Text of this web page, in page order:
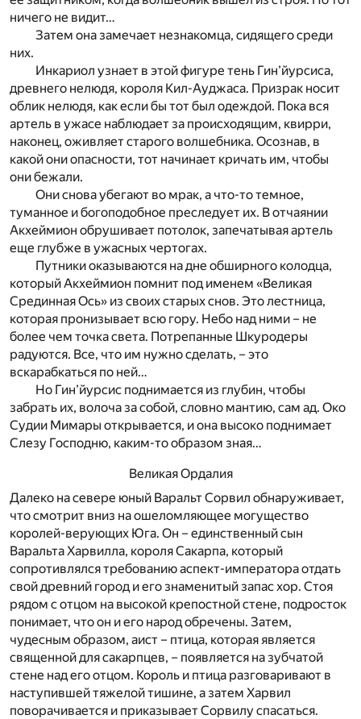
ничего не видит…
Затем она замечает незнакомца, сидящего среди
них.
Инкариол узнает в этой фигуре тень Гин’йурсиса,
древнего нелюдя, короля Кил-Ауджаса. Призрак носит
облик нелюдя, как если бы тот был одеждой. Пока вся
артель в ужасе наблюдает за происходящим, квирри,
наконец, оживляет старого волшебника. Осознав, в
какой они опасности, тот начинает кричать им, чтобы
они бежали.
Они снова убегают во мрак, а что-то темное,
туманное и богоподобное преследует их. В отчаянии
Акхеймион обрушивает потолок, запечатывая артель
еще глубже в ужасных чертогах.
Путники оказываются на дне обширного колодца,
который Акхеймион помнит под именем «Великая
Срединная Ось» из своих старых снов. Это лестница,
которая пронизывает всю гору. Небо над ними – не
более чем точка света. Потрепанные Шкуродеры
радуются. Все, что им нужно сделать, – это
вскарабкаться по ней…
Но Гин’йурсис поднимается из глубин, чтобы
забрать их, волоча за собой, словно мантию, сам ад. Око
Судии Мимары открывается, и она высоко поднимает
Слезу Господню, каким-то образом зная…
Великая Ордалия
Далеко на севере юный Варальт Сорвил обнаруживает,
что смотрит вниз на ошеломляющее могущество
королей-верующих Юга. Он – единственный сын
Варальта Харвилла, короля Сакарпа, который
сопротивлялся требованию аспект-императора отдать
свой древний город и его знаменитый запас хор. Стоя
рядом с отцом на высокой крепостной стене, подросток
понимает, что он и его народ обречены. Затем,
чудесным образом, аист – птица, которая является
священной для сакарпцев, – появляется на зубчатой
стене над его отцом. Король и птица разговаривают в
наступившей тяжелой тишине, а затем Харвил
поворачивается и приказывает Сорвилу спасаться.